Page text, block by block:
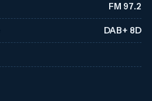
FM 97.2
DAB+ 8D